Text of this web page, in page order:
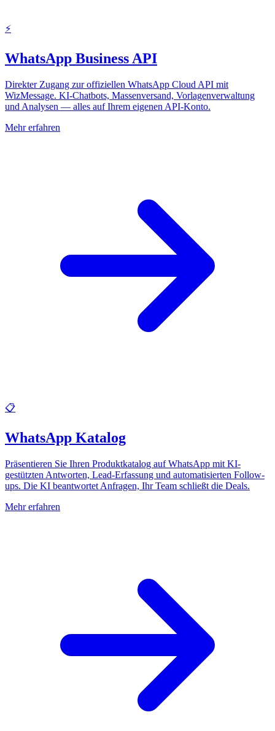
⚡
WhatsApp Business API
Direkter Zugang zur offiziellen WhatsApp Cloud API mit
WizMessage. KI-Chatbots, Massenversand, Vorlagenverwaltung
und Analysen — alles auf Ihrem eigenen API-Konto.
Mehr erfahren
📋
WhatsApp Katalog
Präsentieren Sie Ihren Produktkatalog auf WhatsApp mit KI-
gestützten Antworten, Lead-Erfassung und automatisierten Follow-
ups. Die KI beantwortet Anfragen, Ihr Team schließt die Deals.
Mehr erfahren